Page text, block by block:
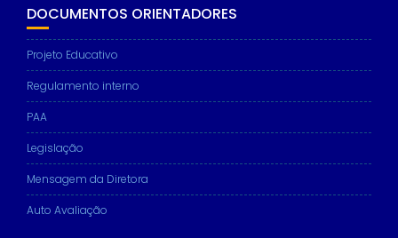
DOCUMENTOS ORIENTADORES
Projeto Educativo
Regulamento interno
PAA
Legislação
Mensagem da Diretora
Auto Avaliação